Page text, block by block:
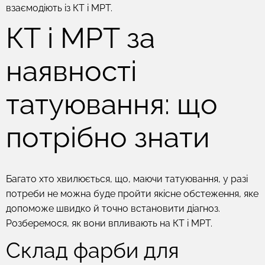
взаємодіють із КТ і МРТ.
КТ і МРТ за
наявності
татуювання: що
потрібно знати
Багато хто хвилюється, що, маючи татуювання, у разі
потреби не можна буде пройти якісне обстеження, яке
допоможе швидко й точно встановити діагноз.
Розберемося, як вони впливають на КТ і МРТ.
Склад фарби для